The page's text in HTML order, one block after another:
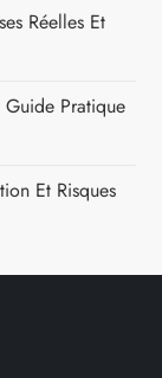
Réelles Et
Pratique
Et Risques